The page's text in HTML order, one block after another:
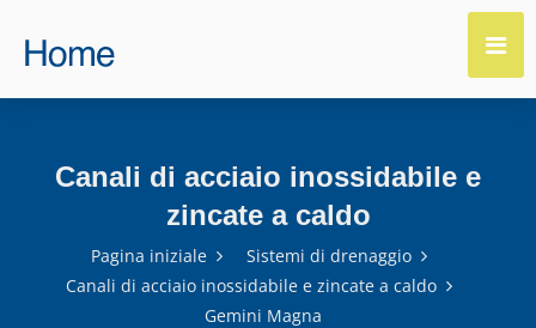
Canali di acciaio inossidabile e
zincate a caldo
Pagina iniziale
Sistemi di drenaggio
Canali di acciaio inossidabile e zincate a caldo
Gemini Magna